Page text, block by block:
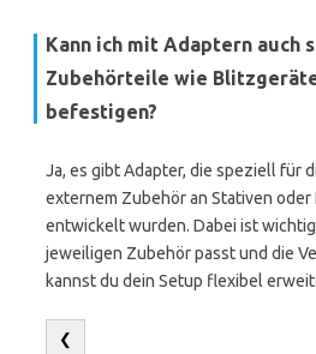
Kann ich mit Adaptern auch
Zubehörteile wie
befestigen?
Ja, es gibt Adapter, die speziell für
externem Zubehör an Stativen oder
entwickelt wurden. Dabei ist
jeweiligen Zubehör passt und die
kannst du dein Setup flexibel
❮